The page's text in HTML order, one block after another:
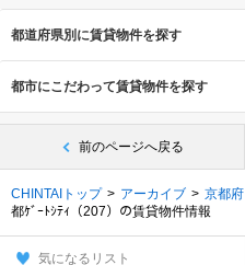
都道府県別に賃貸物件を探す
都市にこだわって賃貸物件を探す
前のページへ戻る
CHINTAIトップ アーカイブ 京都府
都ｹﾞｰﾄｼﾃｨ（207）の賃貸物件情報
気になるリスト